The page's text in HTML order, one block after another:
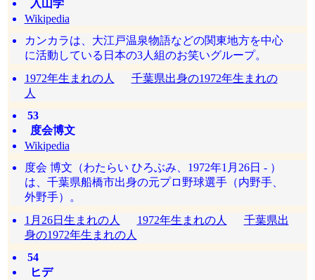
入山学
Wikipedia
カンカラは、大江戸温泉物語などの関東地方を中心
に活動している日本の3人組のお笑いグループ。
1972年生まれの人
千葉県出身の1972年生まれの
人
53
度会博文
Wikipedia
度会 博文（わたらい ひろぶみ、1972年1月26日 - ）
は、千葉県船橋市出身の元プロ野球選手（内野手、
外野手）。
1月26日生まれの人
1972年生まれの人
千葉県出
身の1972年生まれの人
54
ヒデ